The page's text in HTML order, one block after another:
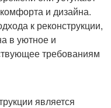
и дизайна.
к реконструкции,
в уютное и
требованиям
является